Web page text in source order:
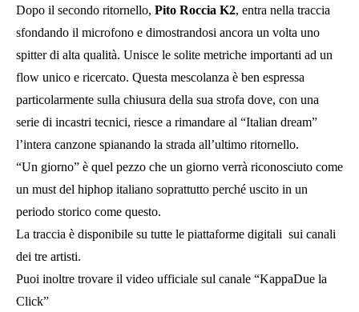
Dopo il secondo ritornello, Pito Roccia K2, entra nella traccia
sfondando il microfono e dimostrandosi ancora un volta uno
spitter di alta qualità. Unisce le solite metriche importanti ad un
flow unico e ricercato. Questa mescolanza è ben espressa
particolarmente sulla chiusura della sua strofa dove, con una
serie di incastri tecnici, riesce a rimandare al “Italian dream”
l’intera canzone spianando la strada all’ultimo ritornello.
“Un giorno” è quel pezzo che un giorno verrà riconosciuto come
un must del hiphop italiano soprattutto perché uscito in un
periodo storico come questo.
La traccia è disponibile su tutte le piattaforme digitali sui canali
dei tre artisti.
Puoi inoltre trovare il video ufficiale sul canale “KappaDue la
Click”